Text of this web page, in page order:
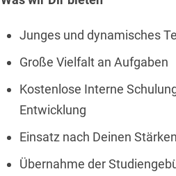
Junges und dynamisches
Große Vielfalt an Aufgaben
Kostenlose Interne
Entwicklung
Einsatz nach Deinen
Übernahme der